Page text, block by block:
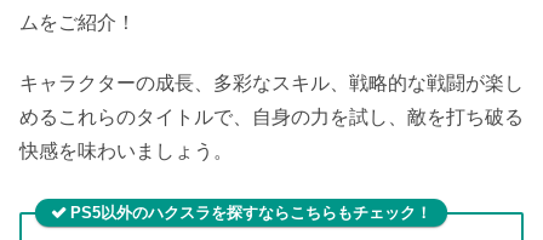
ムをご紹介！
キャラクターの成長、多彩なスキル、戦略的な戦闘が楽し
めるこれらのタイトルで、自身の力を試し、敵を打ち破る
快感を味わいましょう。
PS5以外のハクスラを探すならこちらもチェック！